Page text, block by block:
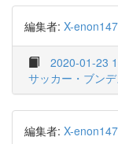
編集者: X-enon147
2020-01-23
サッカー・ブン
編集者: X-enon147